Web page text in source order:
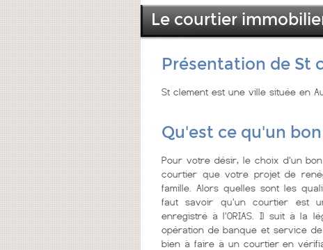
Le courtier
Présentation de St
St clement est une ville située en
Qu'est ce qu'un
Pour votre désir, le choix d'un
courtier que votre projet de
famille. Alors quelles sont les
faut savoir qu'un courtier est
enregistré à l'ORIAS. Il suit à la
opération de banque et service
bien à faire à un courtier en